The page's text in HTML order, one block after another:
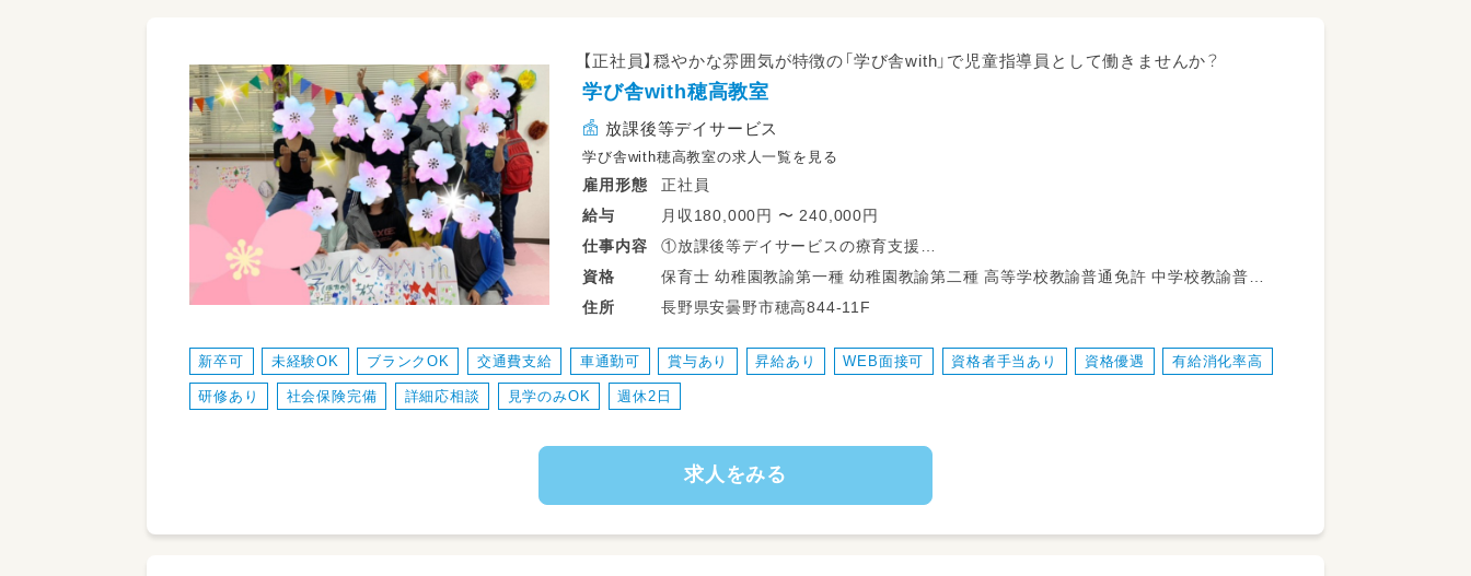
【正社員】穏やかな雰囲気が特徴の「学び舎with」で児童指導員として働きませんか？
学び舎with穂高教室
放課後等デイサービス
学び舎with穂高教室の求人一覧を見る
雇用形態
正社員
給与
月収180,000円 〜 240,000円
仕事内容
①放課後等デイサービスの療育支援
子どもの特性に合わせて発達支援を行います。
②保護者対応
③送迎
軽の社用車を使い、送迎に出てもらいます。
▼新村教室
▼穂高教室
▼塩尻教室
資格
保育士 幼稚園教諭第一種 幼稚園教諭第二種 高等学校教諭普通免許 中学校教諭普通
免許 小学校教諭普通免許 社会福祉士 言語聴覚士 作業療法士 理学療法士 心理士 普
住所 長野県安曇野市穂高844‐11F
新卒可 未経験OK ブランクOK 交通費支給 車通勤可 賞与あり 昇給あり WEB面接可 資格者手当あり 資格優遇 有給消化率高
研修あり 社会保険完備 詳細応相談 見学のみOK 週休2日
求人をみる